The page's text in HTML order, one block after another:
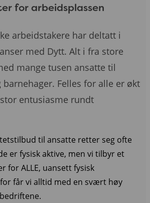
for arbeidsplassen
arbeidstakere har deltatt i
med Dytt. Alt i fra store
mange tusen ansatte til
Felles for alle er økt
entusiasme rundt
til ansatte retter seg ofte
er fysisk aktive, men vi tilbyr et
for ALLE, uansett fysisk
får vi alltid med en svært høy